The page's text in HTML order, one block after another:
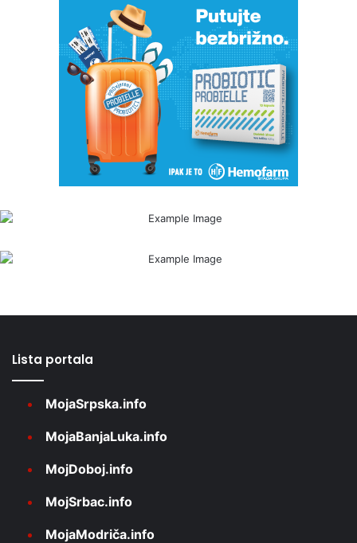
Lista portala
MojaSrpska.info
MojaBanjaLuka.info
MojDoboj.info
MojSrbac.info
MojaModriča.info